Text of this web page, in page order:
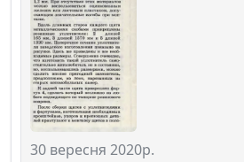
30 вересня 2020р.